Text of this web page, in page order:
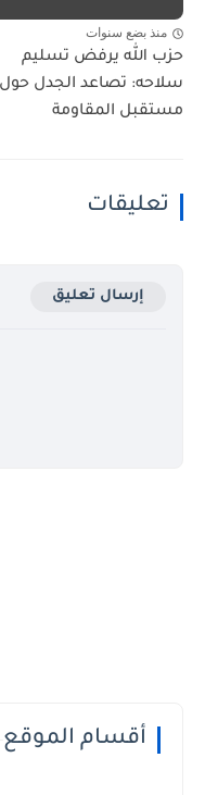
منذ بضع سنوات
حزب الله يرفض تسليم
سلاحه: تصاعد الجدل حول
مستقبل المقاومة
تعليقات
إرسال تعليق
أقسام الموقع